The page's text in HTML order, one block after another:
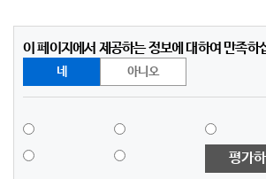
이 페이지에서 제공하는 정보에 대하여 만족하
네 아니오
평가하